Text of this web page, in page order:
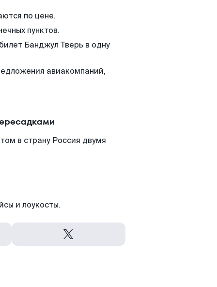
по цене.
пунктов.
Банджул Тверь в одну
авиакомпаний,
в страну Россия двумя
и лоукосты.